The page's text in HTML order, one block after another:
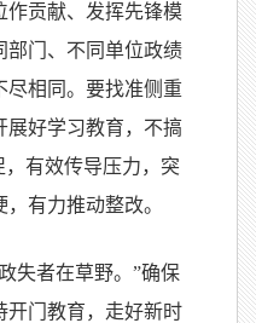
作贡献、发挥先锋模
部门、不同单位政绩
尽相同。要找准侧重
展好学习教育，不搞
，有效传导压力，突
有力推动整改。
者在草野。”确保
开门教育，走好新时